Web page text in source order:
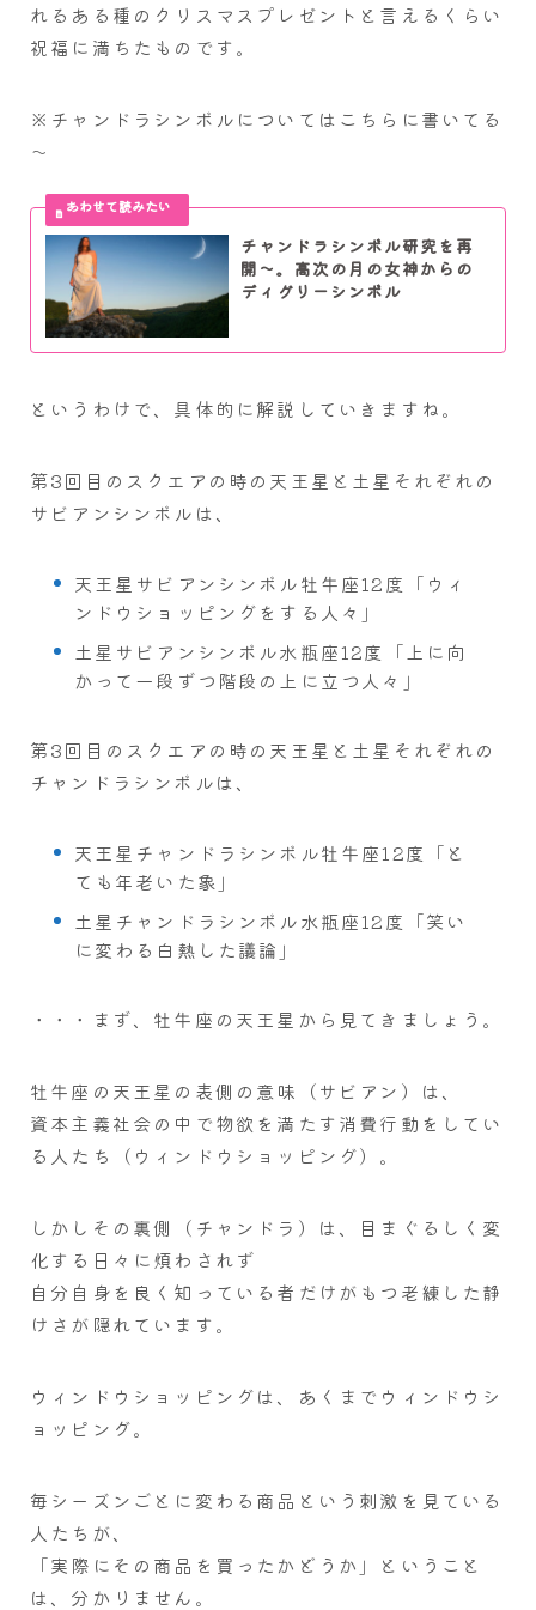
れるある種のクリスマスプレゼントと言えるくらい
祝福に満ちたものです。
※チャンドラシンボルについてはこちらに書いてる
～
チャンドラシンボル研究を再
開～。高次の月の女神からの
ディグリーシンボル
というわけで、具体的に解説していきますね。
第3回目のスクエアの時の天王星と土星それぞれの
サビアンシンボルは、
天王星サビアンシンボル牡牛座12度「ウィ
ンドウショッピングをする人々」
土星サビアンシンボル水瓶座12度「上に向
かって一段ずつ階段の上に立つ人々」
第3回目のスクエアの時の天王星と土星それぞれの
チャンドラシンボルは、
天王星チャンドラシンボル牡牛座12度「と
ても年老いた象」
土星チャンドラシンボル水瓶座12度「笑い
に変わる白熱した議論」
・・・まず、牡牛座の天王星から見てきましょう。
牡牛座の天王星の表側の意味（サビアン）は、
資本主義社会の中で物欲を満たす消費行動をしてい
る人たち（ウィンドウショッピング）。
しかしその裏側（チャンドラ）は、目まぐるしく変
化する日々に煩わされず
自分自身を良く知っている者だけがもつ老練した静
けさが隠れています。
ウィンドウショッピングは、あくまでウィンドウシ
ョッピング。
毎シーズンごとに変わる商品という刺激を見ている
人たちが、
「実際にその商品を買ったかどうか」ということ
は、分かりません。